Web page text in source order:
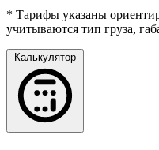
* Тарифы указаны
учитываются тип груза,
Калькулятор